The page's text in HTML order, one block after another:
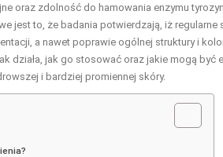
oraz zdolność do hamowania enzymu
jest to, że badania potwierdzają, iż
a nawet poprawie ogólnej struktury i
działa, jak go stosować oraz jakie mogą
i bardziej promiennej skóry.